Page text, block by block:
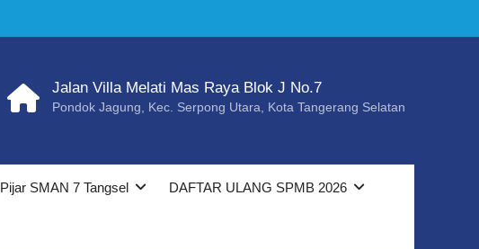
Jalan Villa Melati Mas Raya Blok J No.7
Pondok Jagung, Kec. Serpong Utara, Kota Tangerang Selatan
Pijar SMAN 7 Tangsel DAFTAR ULANG SPMB 2026